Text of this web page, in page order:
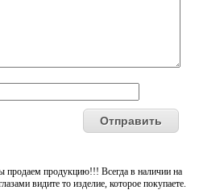
продукцию!!! Всегда в наличии на
видите то изделие, которое покупаете.